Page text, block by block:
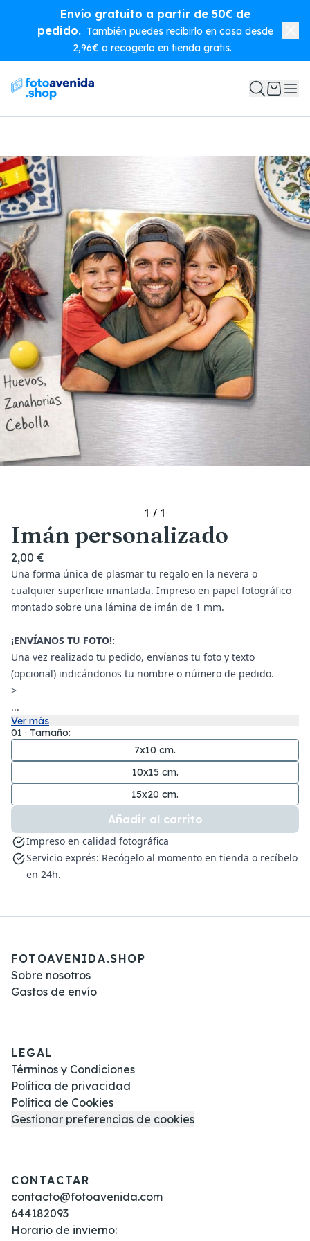
Envío gratuito a partir de 50€ de
pedido. También puedes recibirlo en casa desde
2,96€ o recogerlo en tienda gratis.
1 / 1
Imán personalizado
2,00 €
Una forma única de plasmar tu regalo en la nevera o
cualquier superficie imantada. Impreso en papel fotográfico
montado sobre una lámina de imán de 1 mm.
¡ENVÍANOS TU FOTO!:
Una vez realizado tu pedido, envíanos tu foto y texto
(opcional) indicándonos tu nombre o número de pedido.
>
...
Ver más
01 · Tamaño:
7x10 cm.
10x15 cm.
15x20 cm.
Añadir al carrito
Impreso en calidad fotográfica
Servicio exprés: Recógelo al momento en tienda o recíbelo
en 24h.
FOTOAVENIDA.SHOP
Sobre nosotros
Gastos de envío
LEGAL
Términos y Condiciones
Política de privacidad
Política de Cookies
Gestionar preferencias de cookies
CONTACTAR
contacto@fotoavenida.com
644182093
Horario de invierno: